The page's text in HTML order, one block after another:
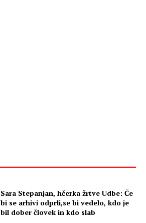
Sara Stepanjan, hčerka žrtve Udbe: Če
bi se arhivi odprli,se bi vedelo, kdo je
bil dober človek in kdo slab